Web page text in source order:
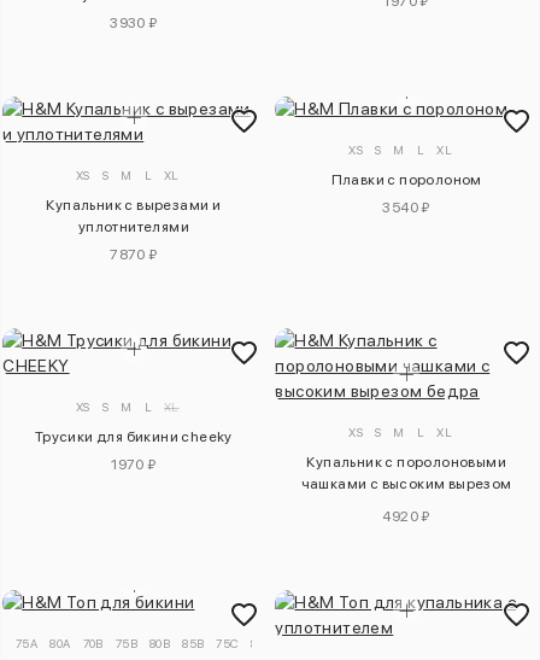
3930 ₽
XS S M L XL
Купальник с вырезами и
уплотнителями
7870 ₽
XS S M L XL
Плавки с поролоном
3540 ₽
XS S M L XL
Трусики для бикини cheeky
1970 ₽
XS S M L XL
Купальник с поролоновыми
чашками с высоким вырезом
4920 ₽
75A 80A 70B 75B 80B 85B 75C 80C